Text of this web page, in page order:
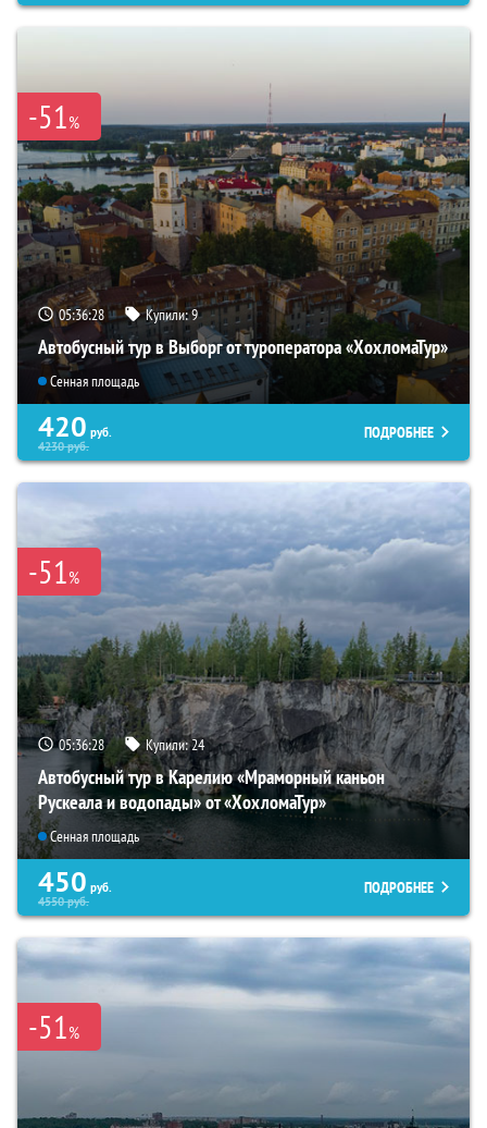
-51%
05:36:26 Купили:9
Автобусный тур в Выборг от туроператора «ХохломаТур»
Сенная площадь
420 руб.
4230руб.
ПОДРОБНЕЕ
-51%
05:36:26 Купили:24
Автобусный тур в Карелию «Мраморный каньон
Рускеала и водопады» от «ХохломаТур»
Сенная площадь
450 руб.
4550руб.
ПОДРОБНЕЕ
-51%